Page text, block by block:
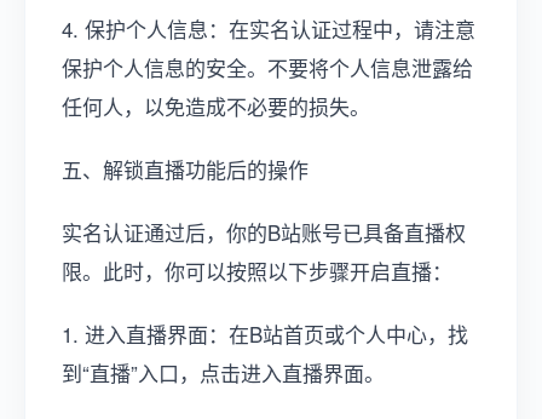
4. 保护个人信息：在实名认证过程中，请注意
保护个人信息的安全。不要将个人信息泄露给
任何人，以免造成不必要的损失。
五、解锁直播功能后的操作
实名认证通过后，你的B站账号已具备直播权
限。此时，你可以按照以下步骤开启直播：
1. 进入直播界面：在B站首页或个人中心，找
到“直播”入口，点击进入直播界面。